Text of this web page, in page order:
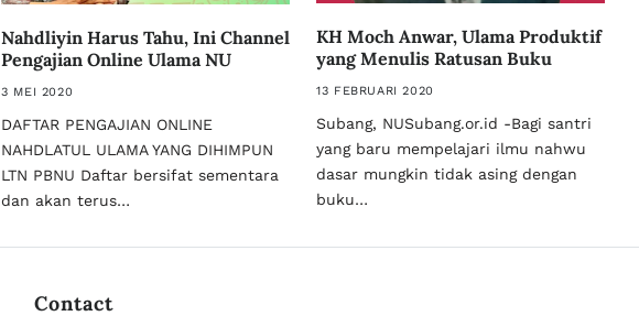
Nahdliyin Harus Tahu, Ini Channel
Pengajian Online Ulama NU
3 MEI 2020
DAFTAR PENGAJIAN ONLINE
NAHDLATUL ULAMA YANG DIHIMPUN
LTN PBNU Daftar bersifat sementara
dan akan terus…
KH Moch Anwar, Ulama Produktif
yang Menulis Ratusan Buku
13 FEBRUARI 2020
Subang, NUSubang.or.id -Bagi santri
yang baru mempelajari ilmu nahwu
dasar mungkin tidak asing dengan
buku…
Contact